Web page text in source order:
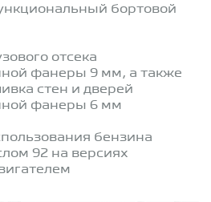
бортовой
отсека
фанеры 9 мм, а также
стен и дверей
фанеры 6 мм
бензина
92 на версиях